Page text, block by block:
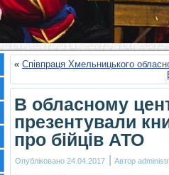
« Співпраця Хмельницького
В обласному
презентували
про бійців АТО
Опубліковано 24.04.2017 | Автор